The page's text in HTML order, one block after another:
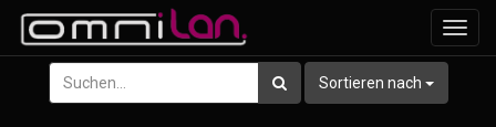
ein-/
Sortieren nach